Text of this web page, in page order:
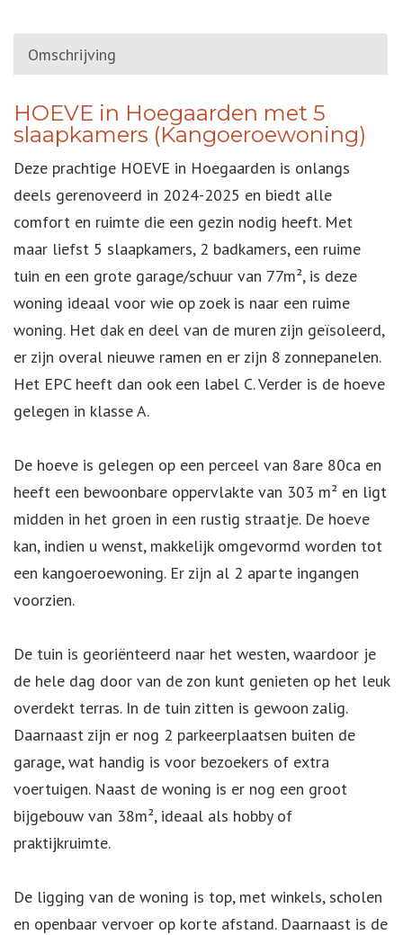
Omschrijving
OMSCHRIJVING
HOEVE in Hoegaarden met 5
slaapkamers (Kangoeroewoning)
Deze prachtige HOEVE in Hoegaarden is onlangs
deels gerenoveerd in 2024-2025 en biedt alle
comfort en ruimte die een gezin nodig heeft. Met
maar liefst 5 slaapkamers, 2 badkamers, een ruime
tuin en een grote garage/schuur van 77m², is deze
woning ideaal voor wie op zoek is naar een ruime
woning. Het dak en deel van de muren zijn geïsoleerd,
er zijn overal nieuwe ramen en er zijn 8 zonnepanelen.
Het EPC heeft dan ook een label C. Verder is de hoeve
gelegen in klasse A.
De hoeve is gelegen op een perceel van 8are 80ca en
heeft een bewoonbare oppervlakte van 303 m² en ligt
midden in het groen in een rustig straatje. De hoeve
kan, indien u wenst, makkelijk omgevormd worden tot
een kangoeroewoning. Er zijn al 2 aparte ingangen
voorzien.
De tuin is georiënteerd naar het westen, waardoor je
de hele dag door van de zon kunt genieten op het leuk
overdekt terras. In de tuin zitten is gewoon zalig.
Daarnaast zijn er nog 2 parkeerplaatsen buiten de
garage, wat handig is voor bezoekers of extra
voertuigen. Naast de woning is er nog een groot
bijgebouw van 38m², ideaal als hobby of
praktijkruimte.
De ligging van de woning is top, met winkels, scholen
en openbaar vervoer op korte afstand. Daarnaast is de